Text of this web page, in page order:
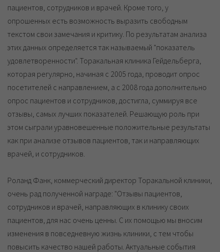
пациентов, сотрудников и врачей. Кроме того, у
опрошенных есть возможность выразить свободным
текстом свои замечания и критику. По результатам анализа
этих данных определяется так называемый "показатель
удовлетворенности". Торакальная клиника Гейдельберга,
которая регулярно, начиная с 2005 года, проводит опрос
посетителей с направлением, а с 2008 года дополнительно
опрос пациентов и сотрудников, достигла, суммируя все
отзывы, самых лучших показателей. Решающую роль при
этом сыграли уравновешенные положительные результаты
как при анализе отзывов пациентов, так и направляющих
врачей, и сотрудников.
Роланд Фанк, коммерческий директор Торакальной клиники,
очень рад полученной награде: "Отзывы пациентов,
сотрудников и врачей, направляющих в клинику своих
пациентов, для нас очень ценны. С их помощью мы вносим
изменения в повседневную жизнь клиники, с тем чтобы
повысить качество нашей работы. Актуальные события